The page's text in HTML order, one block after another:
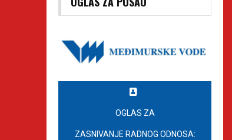
OGLAS ZA
ZASNIVANJE RADNOG ODNOSA: